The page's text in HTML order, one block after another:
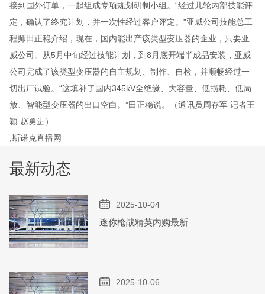
接到国外订单，一起组成专项规划研制小组。“经过几轮内部技能评
定，确认了终究计划，并一次性经过客户评定。”亚威公司技能总工
程师田正稳介绍，现在，国内能出产该类型变压器的企业，只要亚
威公司。从5月中旬经过技能计划，到8月底开端半成品安装，亚威
公司完成了该类型变压器的自主规划、制作、自检，并顺畅经过一
切出厂试验。“这填补了国内345kV全绝缘、大容量、低损耗、低局
放、智能型变压器的出口空白。”田正稳说。（通讯员周存军 记者王
颖 赵勇进）
,斯诺克直播网
最新动态
2025-10-04
迷你枪战精英内购最新
2025-10-06